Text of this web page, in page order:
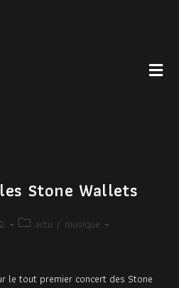
Stone Wallets
actu / musique
le tout premier concert des Stone